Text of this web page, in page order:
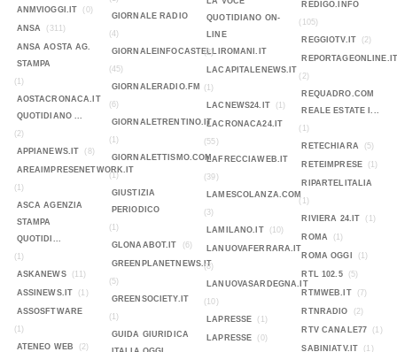
ANMVIOGGI.IT
(0)
ANSA (311)
ANSA AOSTA AG.
STAMPA
(1)
AOSTACRONACA.IT
QUOTIDIANO ...
(2)
APPIANEWS.IT
(8)
AREAIMPRESENETWORK.IT
(1)
ASCA AGENZIA
STAMPA
QUOTIDI...
(1)
ASKANEWS
(11)
ASSINEWS.IT (1)
ASSOSFTWARE
(1)
ATENEO WEB
(2)
GIORNALE RADIO
(4)
GIORNALEINFOCASTELLIROMANI.IT
(45)
GIORNALERADIO.FM
(6)
GIORNALETRENTINO.IT
(1)
GIORNALETTISMO.COM
(1)
GIUSTIZIA
PERIODICO
(1)
GLONAABOT.IT
(6)
GREENPLANETNEWS.IT
(5)
GREENSOCIETY.IT
(1)
GUIDA GIURIDICA
QUOTIDIANO ON-
LINE
(2)
LACAPITALENEWS.IT
(1)
LACNEWS24.IT
(1)
LACRONACA24.IT
(55)
LAFRECCIAWEB.IT
(39)
LAMESCOLANZA.COM
(3)
LAMILANO.IT
(10)
LANUOVAFERRARA.IT
(8)
LANUOVASARDEGNA.IT
(10)
LAPRESSE
(1)
LAPRESSE (0)
REDIGO.INFO
(105)
REGGIOTV.IT
(2)
REPORTAGEONLINE.IT
(2)
REQUADRO.COM
REALE ESTATE I...
(1)
RETECHIARA
(5)
RETEIMPRESE (1)
RIPARTELITALIA
(1)
RIVIERA 24.IT
(1)
ROMA (1)
ROMA OGGI (1)
RTL 102.5 (5)
RTMWEB.IT (7)
RTNRADIO (2)
RTV CANALE77 (1)
SABINIATV.IT (1)